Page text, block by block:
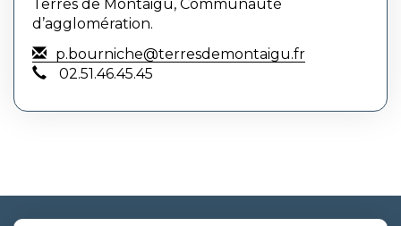
Terres de Montaigu, Communauté
d’agglomération.
p.bourniche@terresdemontaigu.fr
02.51.46.45.45